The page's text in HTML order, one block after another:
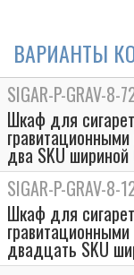
ВАРИАНТЫ
SIGAR-P-GRAV-8-
Шкаф для
два SKU шириной
SIGAR-P-GRAV-8-
Шкаф для
двадцать SKU